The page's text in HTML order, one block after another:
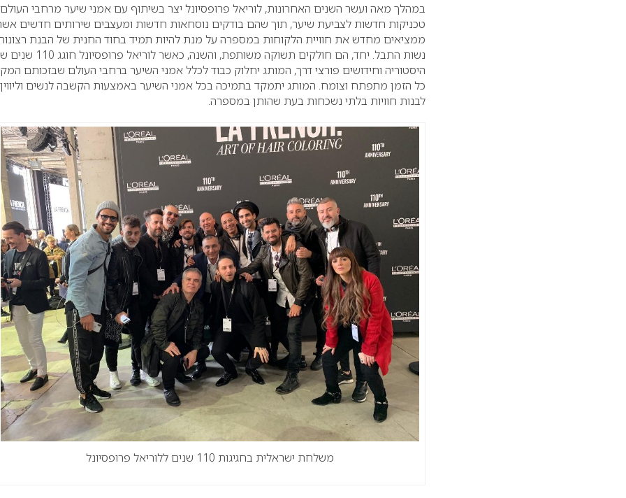
במהלך מאה ועשר השנים האחרונות, לוריאל פרופסיונל יצר בשיתוף עם אמני שיער מרחבי העולם
טכניקות חדשות לצביעת שיער, תוך שהם בודקים נוסחאות חדשות ומעצבים שירותים חדשים
ממציאים מחדש את חוויית הלקוחות במספרה על מנת להיות תמיד בחוד החנית של הבנת
נשות התבל. יחד, הם חולקים תשוקה משותפת, והשנה, כאשר לוריאל
היסטוריה וחידושים פורצי דרך, המותג יחלוק כבוד לכלל אמני השיער ברחבי העולם שבזכותם
כל הזמן מתפתח וצומח. המותג יתמקד בתמיכה בכל אמני השיער באמצעות הקשבה לנשים וליווין
לבנות חוויות בלתי נשכחות בעת שהותן במספרה.
משלחת ישראלית בחגיגות 110 שנים ללוריאל פרופסיונל